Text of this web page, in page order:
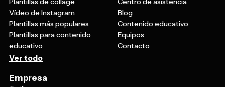
Plantillas más populares
Plantillas para contenido
educativo
Ver todo
Contenido educativo
Equipos
Contacto
Empresa
Puestos vacantes